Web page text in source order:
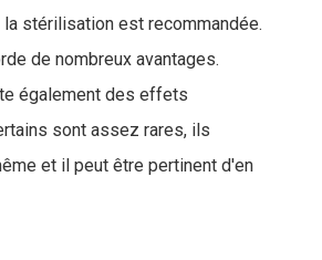
la stérilisation est recommandée.
de nombreux avantages.
également des effets
sont assez rares, ils
et il peut être pertinent d'en